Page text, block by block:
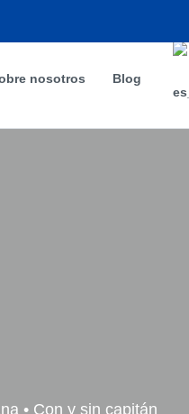
nosotros
Blog
• Con y sin capitán